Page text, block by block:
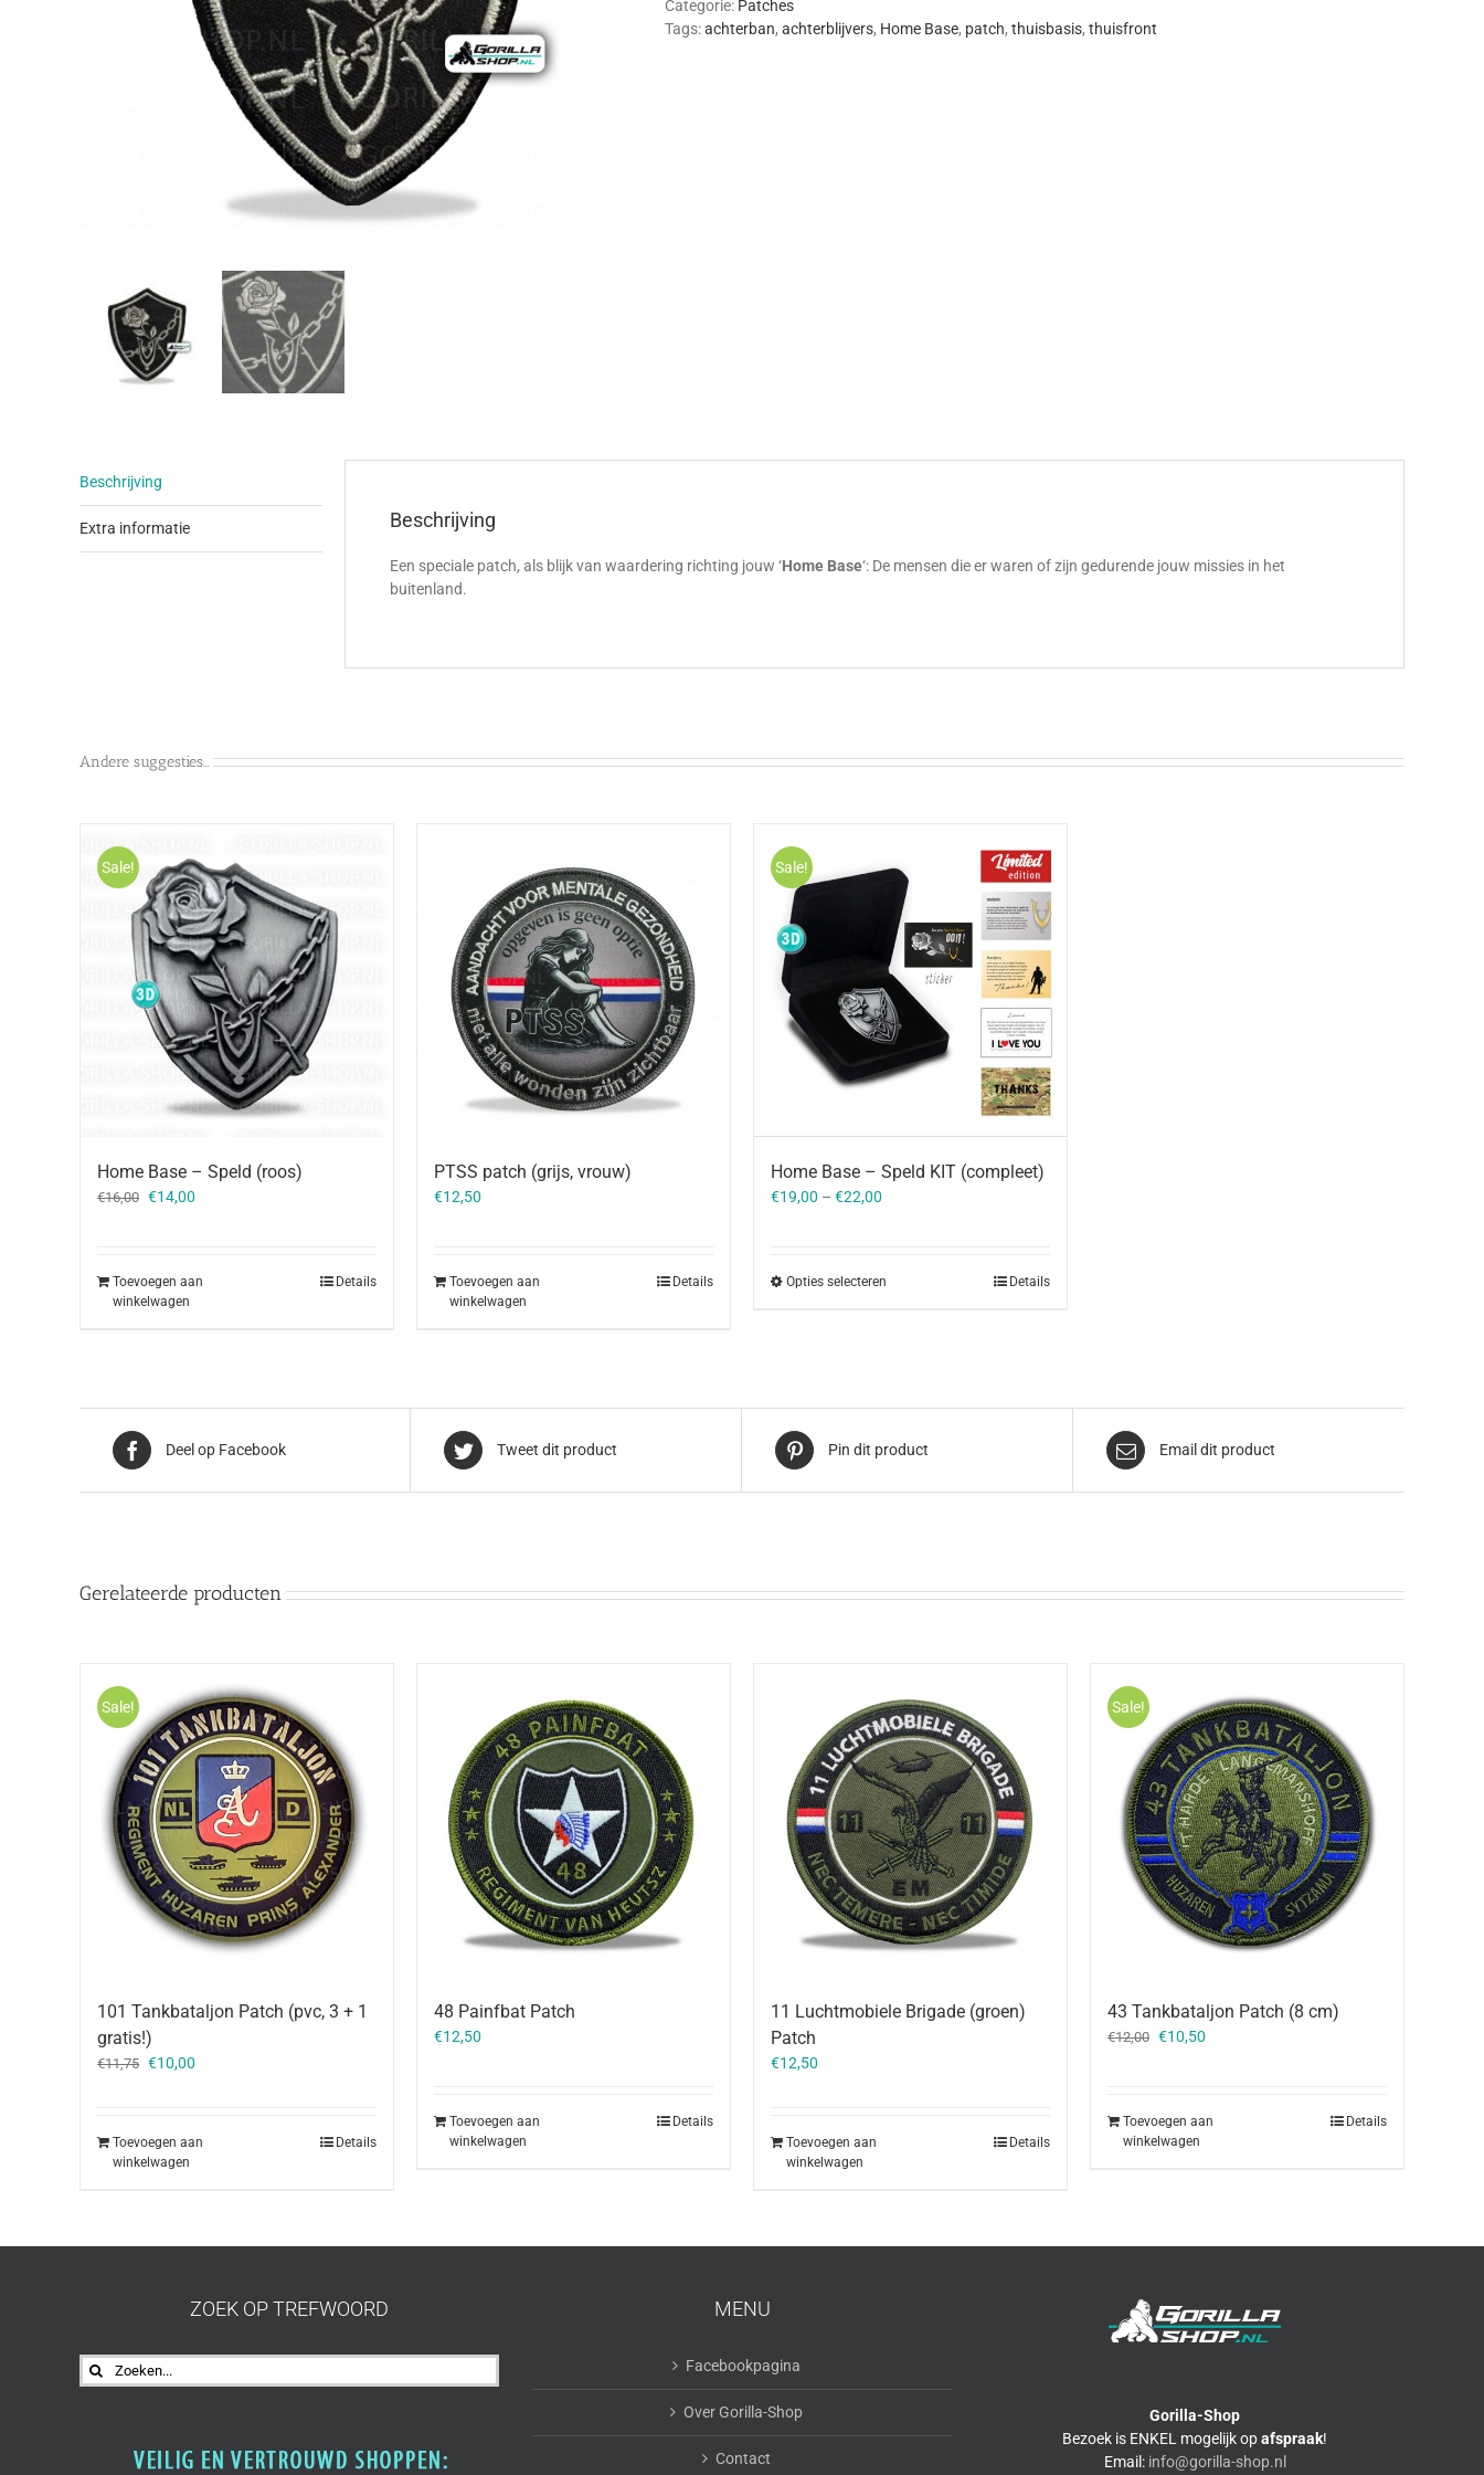
Categorie: Patches
Tags:achterban, achterblijvers, Home Base, patch, thuisbasis, thuisfront
Beschrijving
Extra informatie Beschrijving
Een speciale patch, als blijk van waardering richting jouw ‘Home Base‘: De mensen die er waren of zijn gedurende jouw missies in het
buitenland.
Andere suggesties…
Sale!
Home Base – Speld (roos)
€16,00 Oorspronkelijke
€14,00
Toevoegen aan
winkelwagen
Details
PTSS patch (grijs, vrouw)
€12,50
Toevoegen aan
winkelwagen
Details
Sale!
Home Base – Speld KIT (compleet)
€19,00 – €22,00
Opties selecteren Details
Deel op Facebook Tweet dit product Pin dit product Email dit product
Gerelateerde producten
Sale!
101 Tankbataljon Patch (pvc, 3 + 1
gratis!)
€11,75 Oorspronkelijke
€10,00
Toevoegen aan
winkelwagen
Details
48 Painfbat Patch
€12,50
Toevoegen aan
winkelwagen
Details
11 Luchtmobiele Brigade (groen)
Patch
€12,50
Toevoegen aan
winkelwagen
Details
Sale!
43 Tankbataljon Patch (8 cm)
€12,00 Oorspronkelijke
€10,50
Toevoegen aan
winkelwagen
Details
ZOEK OP TREFWOORD
Zoeken
naar:
MENU
Facebookpagina
Over Gorilla-Shop
Contact
Gorilla-Shop
Bezoek is ENKEL mogelijk opafspraak!
Email: info@gorilla-shop.nl